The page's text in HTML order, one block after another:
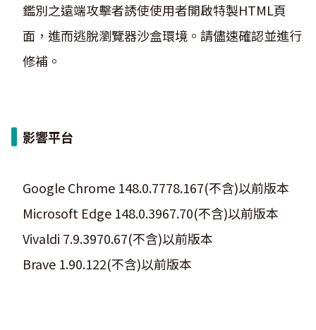
鑑別之遠端攻擊者誘使使用者開啟特製HTML頁
面，進而逃脫瀏覽器沙盒環境。請儘速確認並進行
修補。
影響平台
Google Chrome 148.0.7778.167(不含)以前版本
Microsoft Edge 148.0.3967.70(不含)以前版本
Vivaldi 7.9.3970.67(不含)以前版本
Brave 1.90.122(不含)以前版本